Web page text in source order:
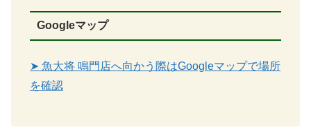
Googleマップ
➤ 魚大将 鳴門店へ向かう際はGoogleマップで場所
を確認